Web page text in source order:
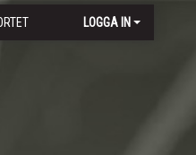
LOGGA IN